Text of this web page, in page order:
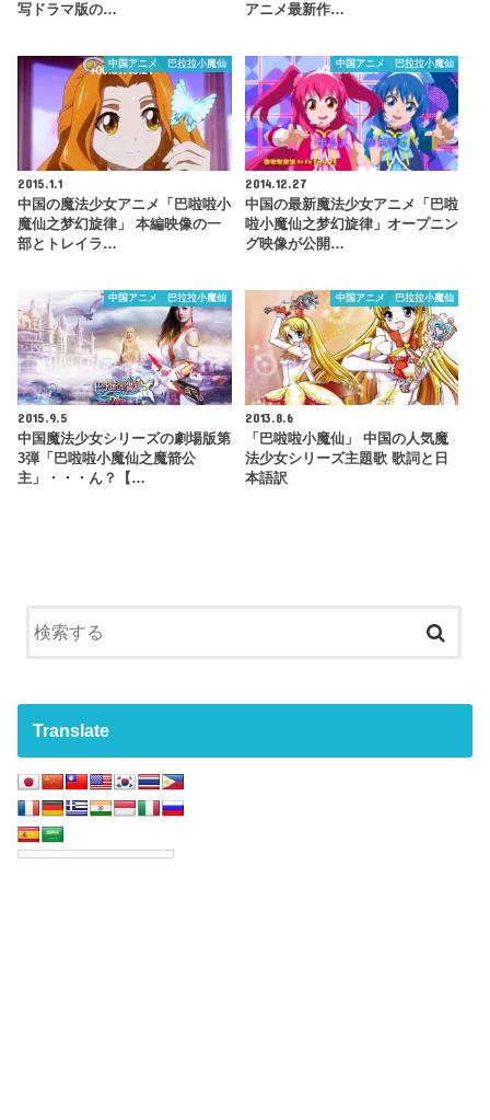
写ドラマ版の…
アニメ最新作…
中国アニメ 巴拉拉小魔仙
2015.1.1
中国の魔法少女アニメ「巴啦啦小
魔仙之梦幻旋律」 本編映像の一
部とトレイラ…
中国アニメ 巴拉拉小魔仙
2014.12.27
中国の最新魔法少女アニメ「巴啦
啦小魔仙之梦幻旋律」オープニン
グ映像が公開…
中国アニメ 巴拉拉小魔仙
2015.9.5
中国魔法少女シリーズの劇場版第
3弾「巴啦啦小魔仙之魔箭公
主」・・・ん？【…
中国アニメ 巴拉拉小魔仙
2013.8.6
「巴啦啦小魔仙」 中国の人気魔
法少女シリーズ主題歌 歌詞と日
本語訳
Translate